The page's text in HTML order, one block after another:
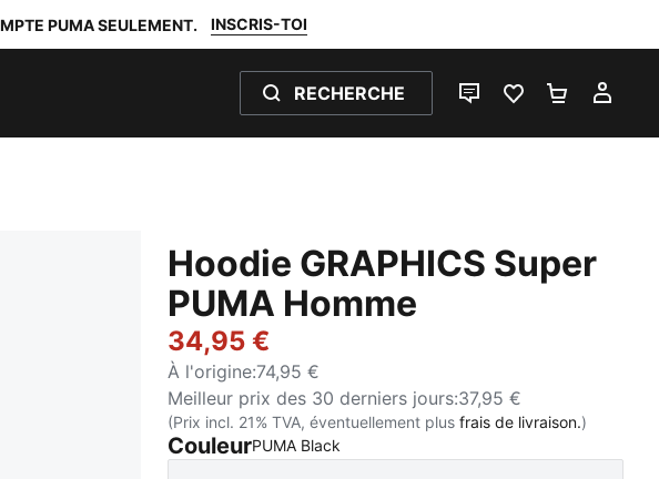
PUMA SEULEMENT. INSCRIS-TOI
RECHERCHE
LIVE CHATFAVORIS 0PANIER 0
Hoodie GRAPHICS Super
PUMA Homme
34,95 €
À l'origine:74,95 €
Meilleur prix des 30 derniers jours:37,95 €
(Prix incl. 21% TVA, éventuellement plusfrais de livraison.)
CouleurPUMA Black